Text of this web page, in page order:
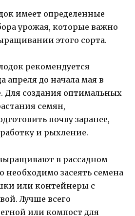
имеет определенные
урожая, которые важно
этого сорта.
рекомендуется
апреля до начала мая в
Для создания оптимальных
семян,
почву заранее,
и рыхление.
в рассадном
необходимо засеять семена
или контейнеры с
Лучше всего
или компост для